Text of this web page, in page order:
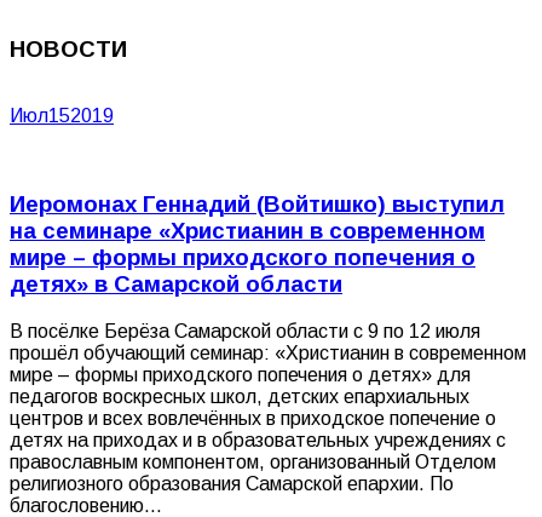
НОВОСТИ
Июл152019
Иеромонах Геннадий (Войтишко) выступил
на семинаре «Христианин в современном
мире – формы приходского попечения о
детях» в Самарской области
В посёлке Берёза Самарской области с 9 по 12 июля
прошёл обучающий семинар: «Христианин в современном
мире – формы приходского попечения о детях» для
педагогов воскресных школ, детских епархиальных
центров и всех вовлечённых в приходское попечение о
детях на приходах и в образовательных учреждениях с
православным компонентом, организованный Отделом
религиозного образования Самарской епархии. По
благословению…